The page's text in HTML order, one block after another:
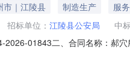
市｜江陵县 制造生产
服务
招标单位： 江陵县公安局
中
2026-01843二、合同名称：郝
穴所警情通报印刷费用规格型